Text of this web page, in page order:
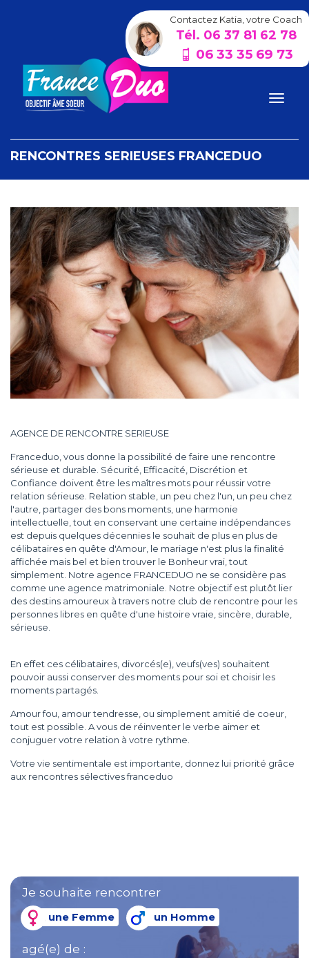
Contactez Katia, votre Coach
Tél. 06 37 81 62 78
06 33 35 69 73
RENCONTRES SERIEUSES FRANCEDUO
AGENCE DE RENCONTRE SERIEUSE
Franceduo, vous donne la possibilité de faire une rencontre
sérieuse et durable. Sécurité, Efficacité, Discrétion et
Confiance doivent être les maîtres mots pour réussir votre
relation sérieuse. Relation stable, un peu chez l'un, un peu chez
l'autre, partager des bons moments, une harmonie
intellectuelle, tout en conservant une certaine indépendances
est depuis quelques décennies le souhait de plus en plus de
célibataires en quête d'Amour, le mariage n'est plus la finalité
affichée mais bel et bien trouver le Bonheur vrai, tout
simplement. Notre agence FRANCEDUO ne se considère pas
comme une agence matrimoniale. Notre objectif est plutôt lier
des destins amoureux à travers notre club de rencontre pour les
personnes libres en quête d'une histoire vraie, sincère, durable,
sérieuse.
En effet ces célibataires, divorcés(e), veufs(ves) souhaitent
pouvoir aussi conserver des moments pour soi et choisir les
moments partagés.
Amour fou, amour tendresse, ou simplement amitié de coeur,
tout est possible. A vous de réinventer le verbe aimer et
conjuguer votre relation à votre rythme.
Votre vie sentimentale est importante, donnez lui priorité grâce
aux rencontres sélectives franceduo
Je souhaite rencontrer
une Femme un Homme
agé(e) de :